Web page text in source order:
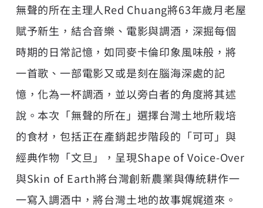
無聲的所在主理人Red Chuang將63年歲月老屋
賦予新生，結合音樂、電影與調酒，深掘每個
時期的日常記憶，如同麥卡倫印象風味般，將
一首歌、一部電影又或是刻在腦海深處的記
憶，化為一杯調酒，並以旁白者的角度將其述
說。本次「無聲的所在」選擇台灣土地所栽培
的食材，包括正在產銷起步階段的「可可」與
經典作物「文旦」，呈現Shape of Voice-Over
與Skin of Earth將台灣創新農業與傳統耕作一
一寫入調酒中，將台灣土地的故事娓娓道來。